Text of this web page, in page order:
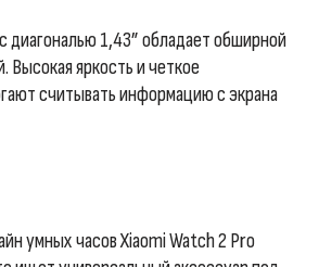
диагональю 1,43” обладает обширной
Высокая яркость и четкое
считывать информацию с экрана
умных часов Xiaomi Watch 2 Pro